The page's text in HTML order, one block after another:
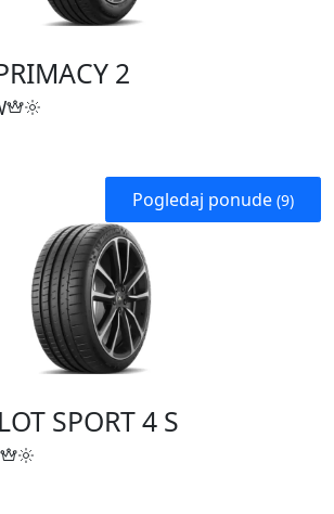
2
Pogledaj ponude (9)
SPORT 4 S